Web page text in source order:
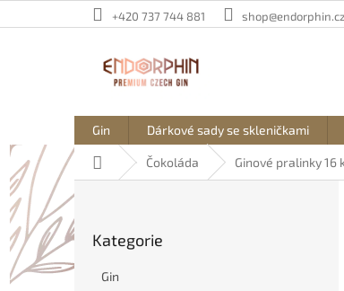
na
+420 737 744 881 shop@endorphin.cz
Gin Dárkové sady se skleničkami
Domů Čokoláda Ginové pralinky 16
P
s
r
kategorie
Kategorie
Gin